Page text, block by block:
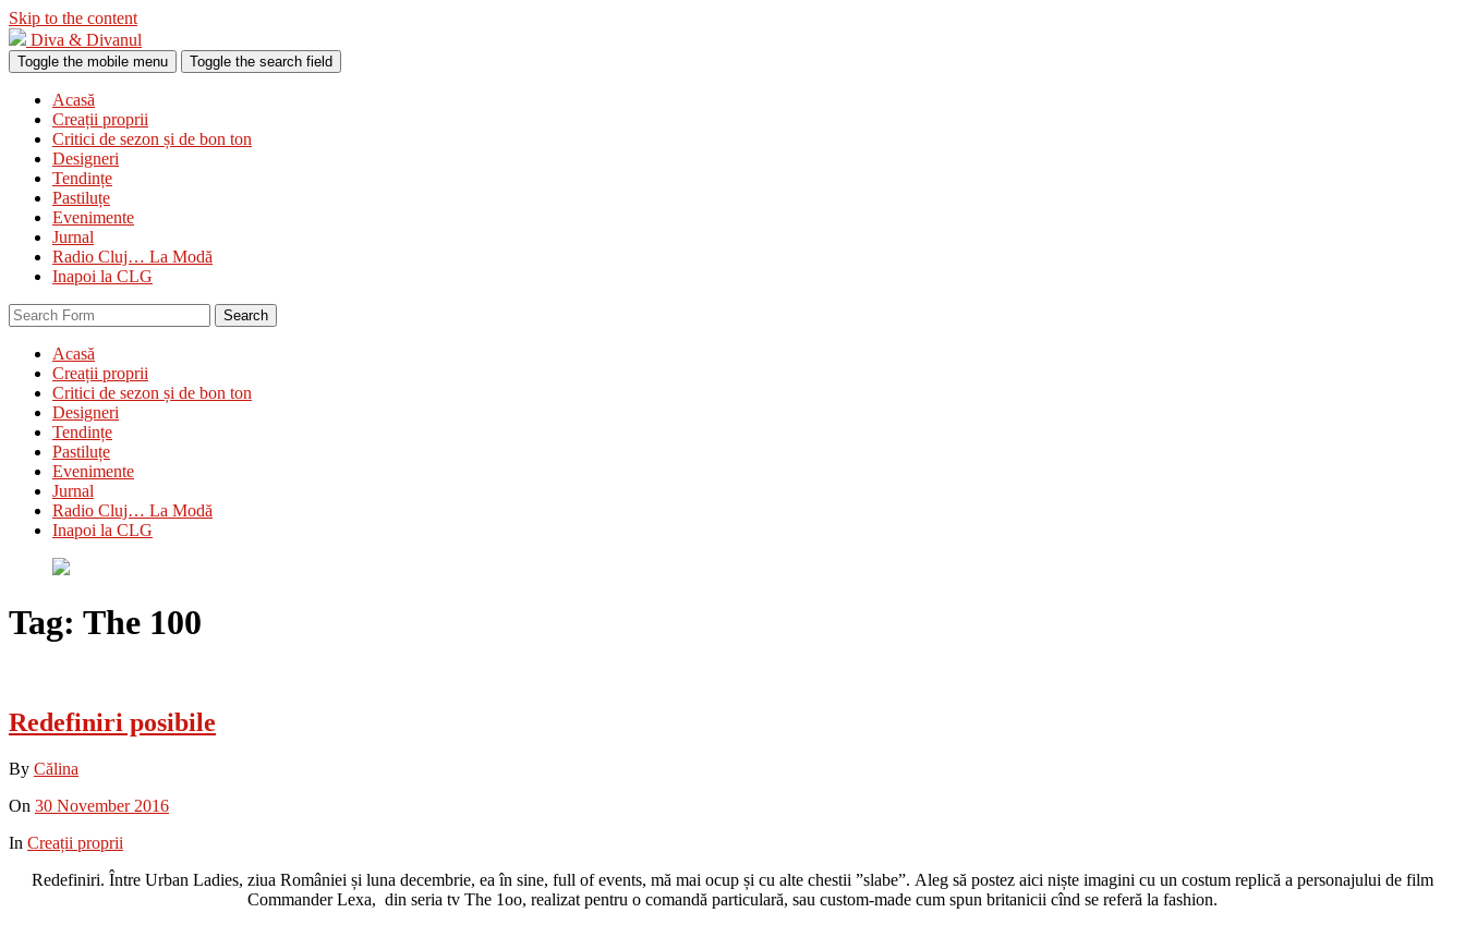
Skip to the content
Diva & Divanul
Toggle the mobile menu Toggle the search field
Acasă
Creații proprii
Critici de sezon și de bon ton
Designeri
Tendințe
Pastiluțe
Evenimente
Jurnal
Radio Cluj… La Modă
Inapoi la CLG
Search
Acasă
Creații proprii
Critici de sezon și de bon ton
Designeri
Tendințe
Pastiluțe
Evenimente
Jurnal
Radio Cluj… La Modă
Inapoi la CLG
Tag: The 100
Redefiniri posibile
By Călina
On 30 November 2016
In Creații proprii
Redefiniri. Între Urban Ladies, ziua României și luna decembrie, ea în sine, full of events, mă mai ocup și cu alte chestii ”slabe”. Aleg să postez aici niște imagini cu un costum replică a personajului de film
Commander Lexa, din seria tv The 1oo, realizat pentru o comandă particulară, sau custom-made cum spun britanicii cînd se referă la fashion.